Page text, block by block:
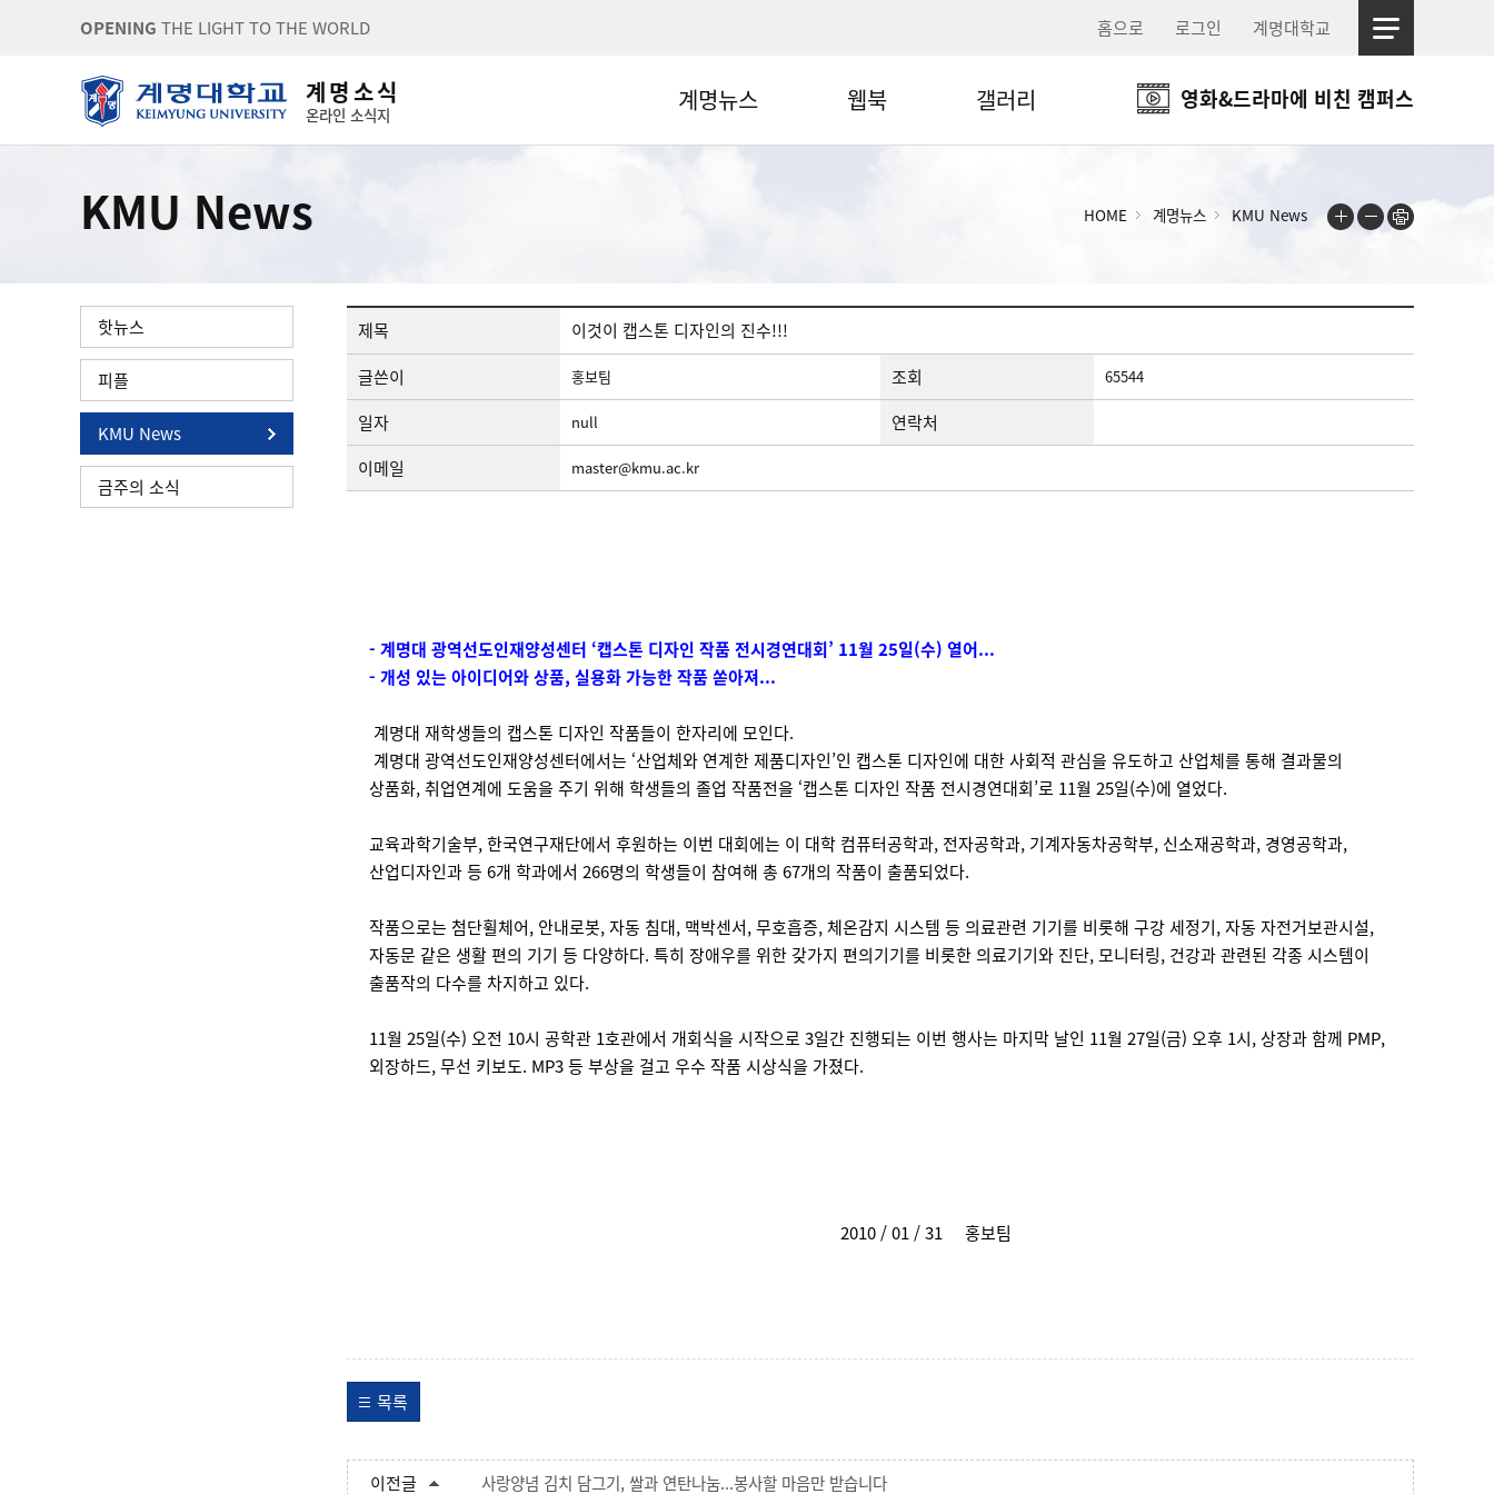
OPENING THE LIGHT TO THE WORLD 홈으로 로그인 계명대학교
계 명 소 식
온라인 소식지 계명뉴스 웹북 갤러리 영화&드라마에 비친 캠퍼스
KMU News HOME 계명뉴스 KMU News
핫뉴스
피플
KMU News
금주의 소식
제목
이것이 캡스톤 디자인의 진수!!!
글쓴이
홍보팀 조회 65544
일자 null
연락처
이메일
master@kmu.ac.kr
- 계명대 광역선도인재양성센터 ‘캡스톤 디자인 작품 전시경연대회’ 11월 25일(수) 열어...
- 개성 있는 아이디어와 상품, 실용화 가능한 작품 쏟아져...
계명대 재학생들의 캡스톤 디자인 작품들이 한자리에 모인다.
계명대 광역선도인재양성센터에서는 ‘산업체와 연계한 제품디자인’인 캡스톤 디자인에 대한 사회적 관심을 유도하고 산업체를 통해 결과물의
상품화, 취업연계에 도움을 주기 위해 학생들의 졸업 작품전을 ‘캡스톤 디자인 작품 전시경연대회’로 11월 25일(수)에 열었다.
교육과학기술부, 한국연구재단에서 후원하는 이번 대회에는 이 대학 컴퓨터공학과, 전자공학과, 기계자동차공학부, 신소재공학과, 경영공학과,
산업디자인과 등 6개 학과에서 266명의 학생들이 참여해 총 67개의 작품이 출품되었다.
작품으로는 첨단휠체어, 안내로봇, 자동 침대, 맥박센서, 무호흡증, 체온감지 시스템 등 의료관련 기기를 비롯해 구강 세정기, 자동 자전거보관시설,
자동문 같은 생활 편의 기기 등 다양하다. 특히 장애우를 위한 갖가지 편의기기를 비롯한 의료기기와 진단, 모니터링, 건강과 관련된 각종 시스템이
출품작의 다수를 차지하고 있다.
11월 25일(수) 오전 10시 공학관 1호관에서 개회식을 시작으로 3일간 진행되는 이번 행사는 마지막 날인 11월 27일(금) 오후 1시, 상장과 함께 PMP,
외장하드, 무선 키보도. MP3 등 부상을 걸고 우수 작품 시상식을 가졌다.
2010 / 01 / 31 홍보팀
목록
이전글 사랑양념 김치 담그기, 쌀과 연탄나눔...봉사할 마음만 받습니다